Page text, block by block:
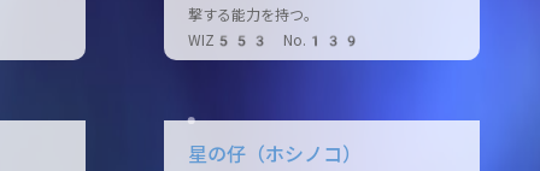
撃する能力を持つ。
WIZ553 No.139
星の仔（ホシノコ）